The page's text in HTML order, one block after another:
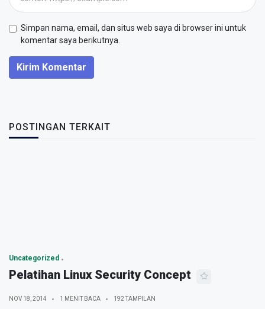
Simpan nama, email, dan situs web saya di browser ini untuk
komentar saya berikutnya.
Kirim Komentar
POSTINGAN TERKAIT
Uncategorized
Pelatihan Linux Security Concept
NOV 18, 2014 1 MENIT BACA 192 TAMPILAN